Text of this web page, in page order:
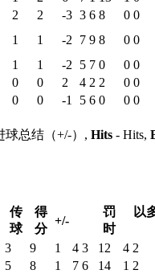
2 2 -3 3 6 8 0 0
1 1 -2 7 9 8 0 0
1 1 -2 5 7 0 0 0
0 0 2 4 2 2 0 0
0 0 -1 5 6 0 0 0
球总结（+/-）, Hits - Hits,
传
球
得
分
+/-
罚
时
以
3 9 1 4 3 12 4 2
5 8 1 7 6 14 1 2